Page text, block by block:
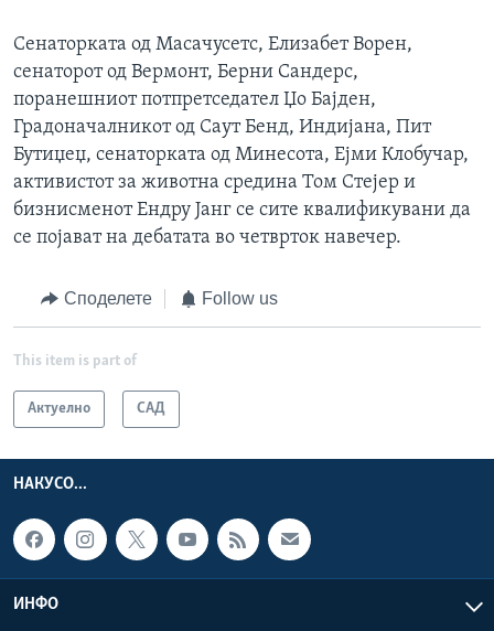
Сенаторката од Масачусетс, Елизабет Ворен,
сенаторот од Вермонт, Берни Сандерс,
поранешниот потпретседател Џо Бајден,
Градоначалникот од Саут Бенд, Индијана, Пит
Бутиџеџ, сенаторката од Минесота, Ејми Клобучар,
активистот за животна средина Том Стејер и
бизнисменот Ендру Јанг се сите квалификувани да
се појават на дебатата во четврток навечер.
Споделете Follow us
This item is part of
Актуелно САД
НАКУСО...
ИНФО